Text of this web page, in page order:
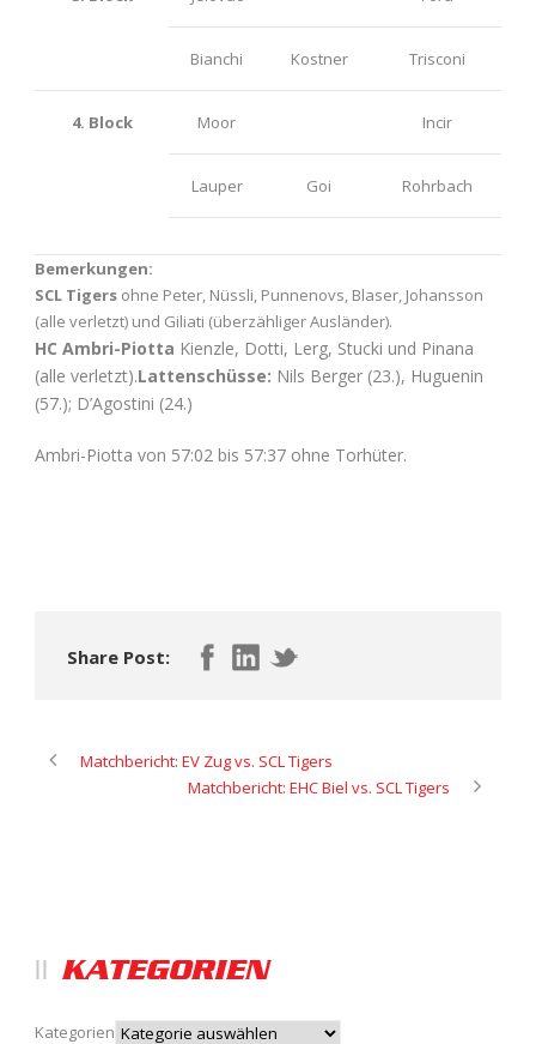
Bianchi Kostner Trisconi
4. Block Moor Incir
Lauper Goi Rohrbach
Bemerkungen:
SCL Tigers ohne Peter, Nüssli, Punnenovs, Blaser, Johansson
(alle verletzt) und Giliati (überzähliger Ausländer).
HC Ambri-Piotta Kienzle, Dotti, Lerg, Stucki und Pinana
(alle verletzt).Lattenschüsse: Nils Berger (23.), Huguenin
(57.); D’Agostini (24.)
Ambri-Piotta von 57:02 bis 57:37 ohne Torhüter.
Share Post:
Matchbericht: EV Zug vs. SCL Tigers
Matchbericht: EHC Biel vs. SCL Tigers
KATEGORIEN
Kategorien